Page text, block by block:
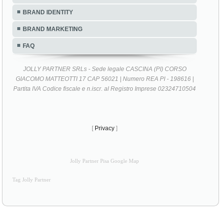
BRAND IDENTITY
BRAND MARKETING
FAQ
JOLLY PARTNER SRLs - Sede legale CASCINA (PI) CORSO
GIACOMO MATTEOTTI 17 CAP 56021 | Numero REA PI - 198616 |
Partita IVA Codice fiscale e n.iscr. al Registro Imprese 02324710504
[ Privacy ]
Jolly Partner Pisa Google Map
Tag Jolly Partner